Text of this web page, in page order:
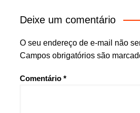
Deixe um comentário
O seu endereço de e-mail não
Campos obrigatórios são
Comentário *